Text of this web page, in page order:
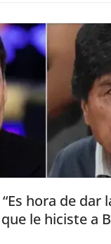
hora de dar
le hiciste a